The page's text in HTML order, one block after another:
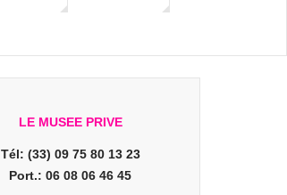
LE MUSEE PRIVE
Tél: (33) 09 75 80 13 23
Port.: 06 08 06 46 45